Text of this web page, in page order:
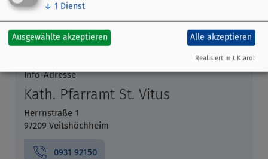
Pfarrkirche St. Vitus
Kirchstraße 31
97209 Veitshöchheim
Info-Adresse
Kath. Pfarramt St. Vitus
Herrnstraße 1
97209 Veitshöchheim
0931 92150
↓ 1 Dienst
Ausgewählte akzeptieren Alle akzeptieren
Realisiert mit Klaro!